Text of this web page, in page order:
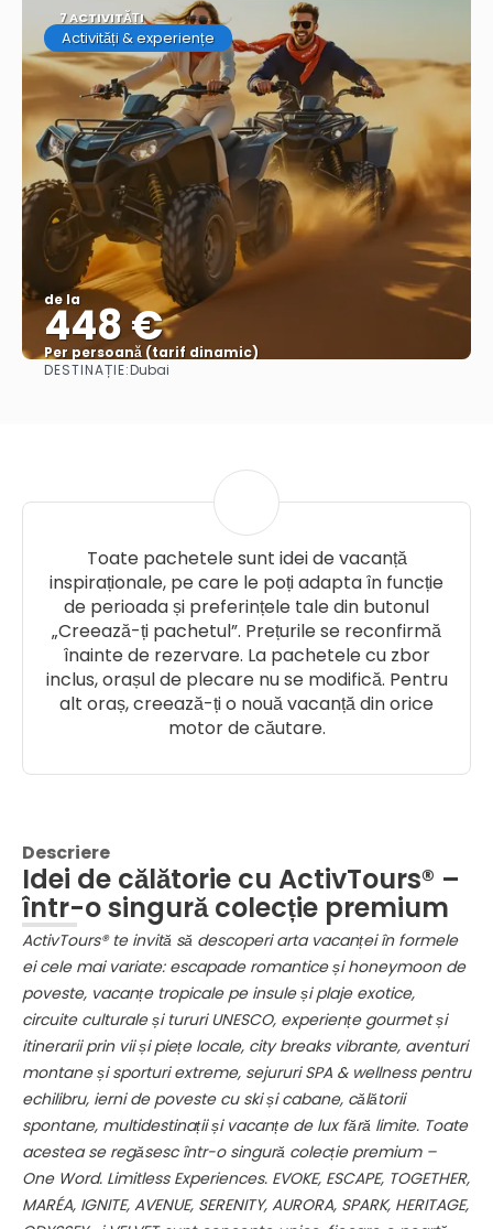
7 ACTIVITĂȚI
Activități & experiențe
de la
448 €
Per persoană (tarif dinamic)
DESTINAȚIE:Dubai
Toate pachetele sunt idei de vacanță
inspiraționale, pe care le poți adapta în funcție
de perioada și preferințele tale din butonul
„Creează-ți pachetul”. Prețurile se reconfirmă
înainte de rezervare. La pachetele cu zbor
inclus, orașul de plecare nu se modifică. Pentru
alt oraș, creează-ți o nouă vacanță din orice
motor de căutare.
Descriere
Idei de călătorie cu ActivTours® –
într-o singură colecție premium
ActivTours® te invită să descoperi arta vacanței în formele
ei cele mai variate: escapade romantice și honeymoon de
poveste, vacanțe tropicale pe insule și plaje exotice,
circuite culturale și tururi UNESCO, experiențe gourmet și
itinerarii prin vii și piețe locale, city breaks vibrante, aventuri
montane și sporturi extreme, sejururi SPA & wellness pentru
echilibru, ierni de poveste cu ski și cabane, călătorii
spontane, multidestinații și vacanțe de lux fără limite. Toate
acestea se regăsesc într-o singură colecție premium –
One Word. Limitless Experiences. EVOKE, ESCAPE, TOGETHER,
MARÉA, IGNITE, AVENUE, SERENITY, AURORA, SPARK, HERITAGE,